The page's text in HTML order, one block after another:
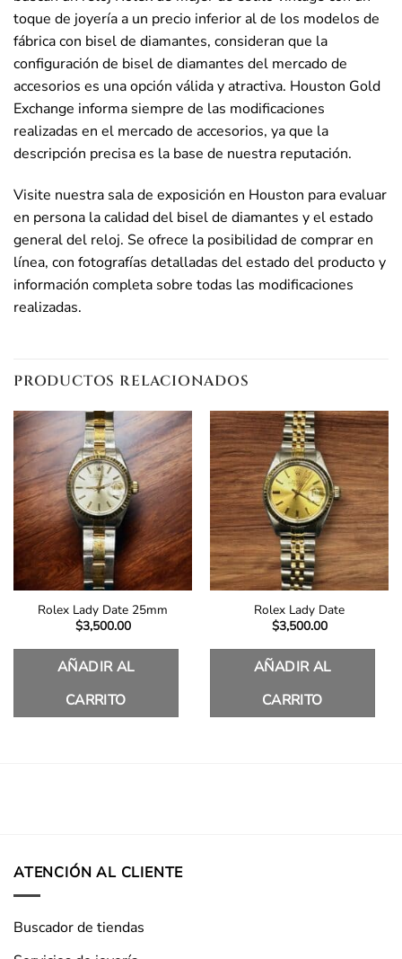
toque de joyería a un precio inferior al de los modelos de
fábrica con bisel de diamantes, consideran que la
configuración de bisel de diamantes del mercado de
accesorios es una opción válida y atractiva. Houston Gold
Exchange informa siempre de las modificaciones
realizadas en el mercado de accesorios, ya que la
descripción precisa es la base de nuestra reputación.
Visite nuestra sala de exposición en Houston para evaluar
en persona la calidad del bisel de diamantes y el estado
general del reloj. Se ofrece la posibilidad de comprar en
línea, con fotografías detalladas del estado del producto y
información completa sobre todas las modificaciones
realizadas.
PRODUCTOS RELACIONADOS
Rolex Lady Date 25mm
$3,500.00
AÑADIR AL
CARRITO
Rolex Lady Date
$3,500.00
AÑADIR AL
CARRITO
ATENCIÓN AL CLIENTE
Buscador de tiendas